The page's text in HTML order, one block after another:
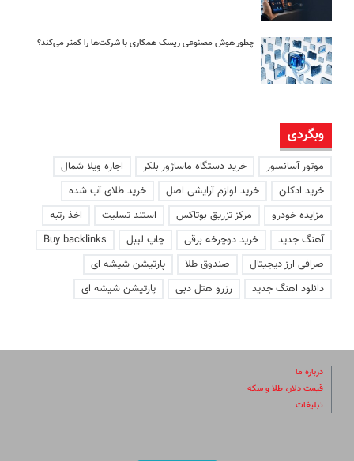
چطور هوش مصنوعی ریسک همکاری با شرکت‌ها را کمتر می‌کند؟
وبگردی
موتور آسانسور خرید دستگاه ماساژور بلکر
اجاره ویلا شمال
خرید ادکلن
خرید لوازم آرایشی اصل
خرید طلای آب شده
مزایده خودرو
مرکز تزریق بوتاکس استند تسلیت
اخذ رتبه
آهنگ جدید
خرید دوچرخه برقی چاپ لیبل
Buy backlinks
صرافی ارز دیجیتال
صندوق طلا
پارتیشن شیشه ای
دانلود اهنگ جدید
رزرو هتل دبی پارتیشن شیشه ای
درباره ما
قیمت دلار، طلا و سکه
تبلیغات